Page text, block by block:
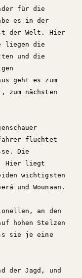
für die
es in der
der Welt. Hier
liegen die
und die
geht es zum
zum nächsten
flüchtet
Die
Hier liegt
wichtigsten
und Wounaan.
an den
hohen Stelzen
sie je eine
der Jagd, und